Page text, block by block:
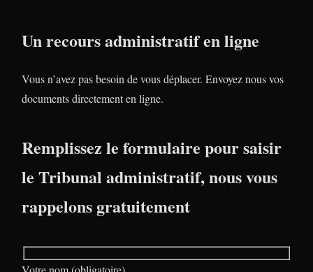
Un recours administratif en ligne
Vous n’avez pas besoin de vous déplacer. Envoyez nous vos
documents directement en ligne.
Remplissez le formulaire pour saisir
le Tribunal administratif, nous vous
rappelons gratuitement